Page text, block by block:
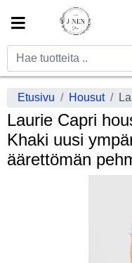
Etusivu Housut
Laurie Capri
Khaki uusi
äärettömän